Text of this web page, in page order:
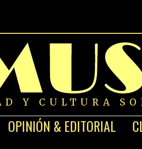
Y CULTURA
OPINIÓN & EDITORIAL